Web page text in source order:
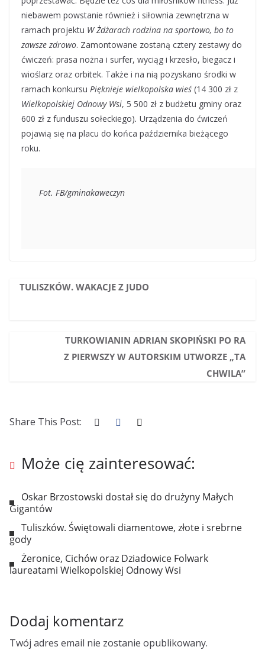
niebawem powstanie również i siłownia zewnętrzna w
ramach projektu W Żdżarach rodzina na sportowo, bo to
zawsze zdrowo. Zamontowane zostaną cztery zestawy do
ćwiczeń: prasa nożna i surfer, wyciąg i krzesło, biegacz i
wioślarz oraz orbitek. Także i na nią pozyskano środki w
ramach konkursu Pięknieje wielkopolska wieś (14 300 zł z
Wielkopolskiej Odnowy Wsi, 5 500 zł z budżetu gminy oraz
600 zł z funduszu sołeckiego). Urządzenia do ćwiczeń
pojawią się na placu do końca października bieżącego
roku.
Fot. FB/gminakaweczyn
TULISZKÓW. WAKACJE Z JUDO
TURKOWIANIN ADRIAN SKOPIŃSKI PO RA
Z PIERWSZY W AUTORSKIM UTWORZE „TA
CHWILA”
Share This Post:
Może cię zainteresować:
Oskar Brzostowski dostał się do drużyny Małych
Gigantów
Tuliszków. Świętowali diamentowe, złote i srebrne
gody
Żeronice, Cichów oraz Dziadowice Folwark
laureatami Wielkopolskiej Odnowy Wsi
Dodaj komentarz
Twój adres email nie zostanie opublikowany.